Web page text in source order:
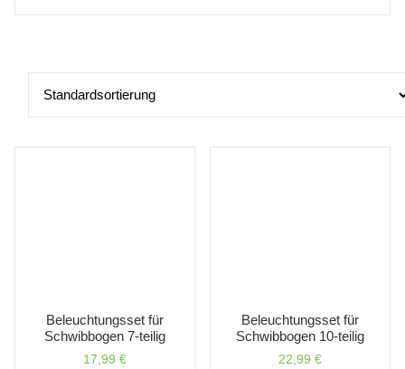
Beleuchtungsset für
Schwibbogen 7-teilig
17,99 €
Beleuchtungsset für
Schwibbogen 10-teilig
22,99€